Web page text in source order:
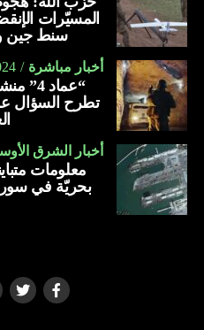
المسيّرات
سنط جين
أخبار مباشرة
“عماد
تطرح السؤال
أخبار الشرق
معلومات
بحريّة في